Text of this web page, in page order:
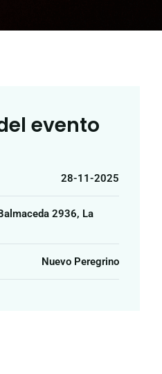
evento
28-11-2025
2936, La
Nuevo Peregrino